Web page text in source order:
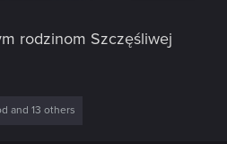
rodzinom Szczęśliwej
and 13 others